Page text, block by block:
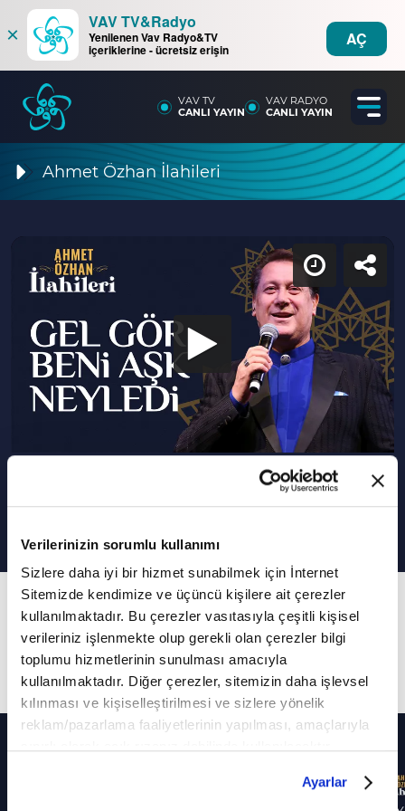
Verilerinizin sorumlu kullanımı
Sizlere daha iyi bir hizmet sunabilmek için İnternet
Sitemizde kendimize ve üçüncü kişilere ait çerezler
kullanılmaktadır. Bu çerezler vasıtasıyla çeşitli kişisel
verileriniz işlenmekte olup gerekli olan çerezler bilgi
toplumu hizmetlerinin sunulması amacıyla
kullanılmaktadır. Diğer çerezler, sitemizin daha işlevsel
kılınması ve kişiselleştirilmesi ve sizlere yönelik
reklam/pazarlama faaliyetlerinin yapılması, amaçlarıyla
belirleyebilirsiniz. Çerezlere ilişkin detaylı bilgi için
Ayarlar
×
VAV TV&Radyo
Yenilenen Vav Radyo&TV
içeriklerine - ücretsiz erişin
AÇ
VAV TV
CANLI YAYIN
VAV RADYO
CANLI YAYIN
Ahmet Özhan İlahileri
Gel Gör Beni Aşk Neyledi
3. Bölüm
Segah makamında okuduğu "Gel Gör Beni Aşk
Neyledi" eserinin güftesi Yunus Emre'ye ait...
Diğer Bölümler